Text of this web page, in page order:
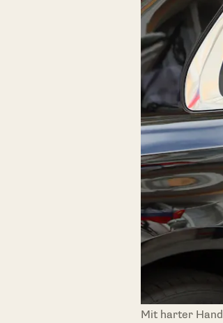
Mit harter